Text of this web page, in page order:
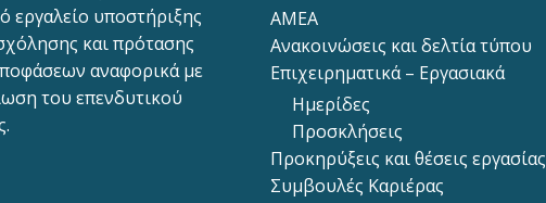
εργαλείο υποστήριξης
και πρότασης
αναφορικά με
του επενδυτικού
ΑΜΕΑ
Ανακοινώσεις και δελτία τύπου
Επιχειρηματικά – Εργασιακά
Ημερίδες
Προσκλήσεις
Προκηρύξεις και θέσεις εργασίας
Συμβουλές Καριέρας